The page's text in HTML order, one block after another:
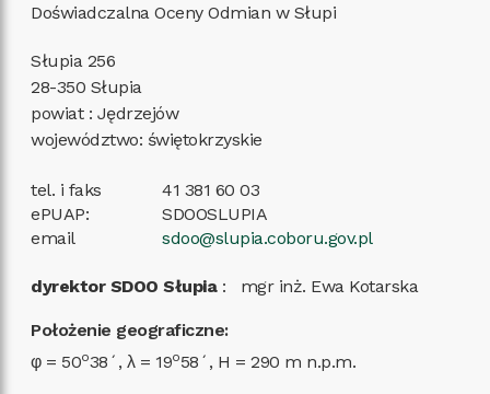
Doświadczalna Oceny Odmian w Słupi
Słupia 256
28-350 Słupia
powiat : Jędrzejów
województwo: świętokrzyskie
tel. i faks
41 381 60 03
ePUAP:
SDOOSLUPIA
email
sdoo@slupia.coboru.gov.pl
dyrektor SDOO Słupia: mgr inż. Ewa Kotarska
Położenie geograficzne:
φ = 50o38´, λ = 19o58´, H = 290 m n.p.m.